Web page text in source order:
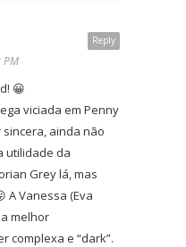
Reply
😀
viciada em Penny
ainda não
utilidade da
Grey lá, mas
A Vanessa (Eva
melhor
complexa e “dark”.